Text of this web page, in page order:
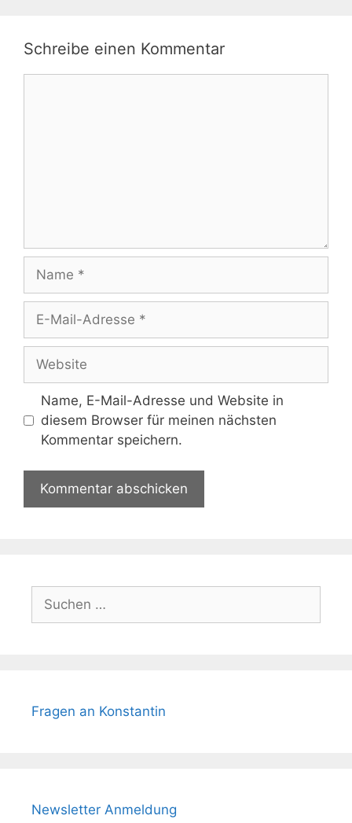
Schreibe einen Kommentar
Name
Adresse
Website
Name, E-Mail-Adresse und Website in
diesem Browser für meinen nächsten
Kommentar speichern.
nach:
Fragen an Konstantin
Newsletter Anmeldung